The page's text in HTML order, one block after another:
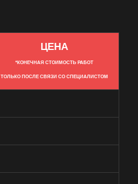
ЦЕНА
*КОНЕЧНАЯ СТОИМОСТЬ РАБОТ
ТОЛЬКО ПОСЛЕ СВЯЗИ СО СПЕЦИАЛИСТОМ